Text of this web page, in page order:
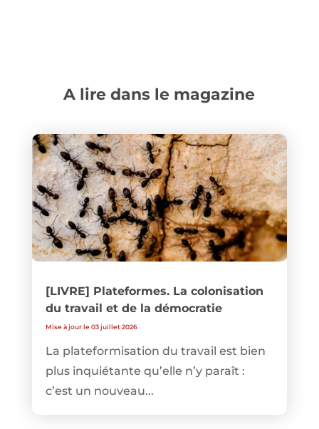
A lire dans le magazine
[LIVRE] Plateformes. La colonisation
du travail et de la démocratie
Mise à jour le 03 juillet 2026
La plateformisation du travail est bien
plus inquiétante qu’elle n’y paraît :
c’est un nouveau...